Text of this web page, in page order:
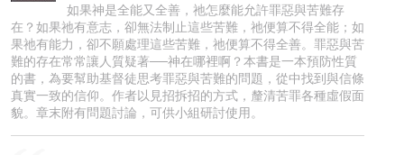
如果神是全能又全善，祂怎麼能允許罪惡與苦難存
在？如果祂有意志，卻無法制止這些苦難，祂便算不得全能；如
果祂有能力，卻不願處理這些苦難，祂便算不得全善。罪惡與苦
難的存在常常讓人質疑著──神在哪裡啊？本書是一本預防性質
的書，為要幫助基督徒思考罪惡與苦難的問題，從中找到與信條
真實一致的信仰。作者以見招拆招的方式，釐清苦罪各種虛假面
貌。章末附有問題討論，可供小組研討使用。